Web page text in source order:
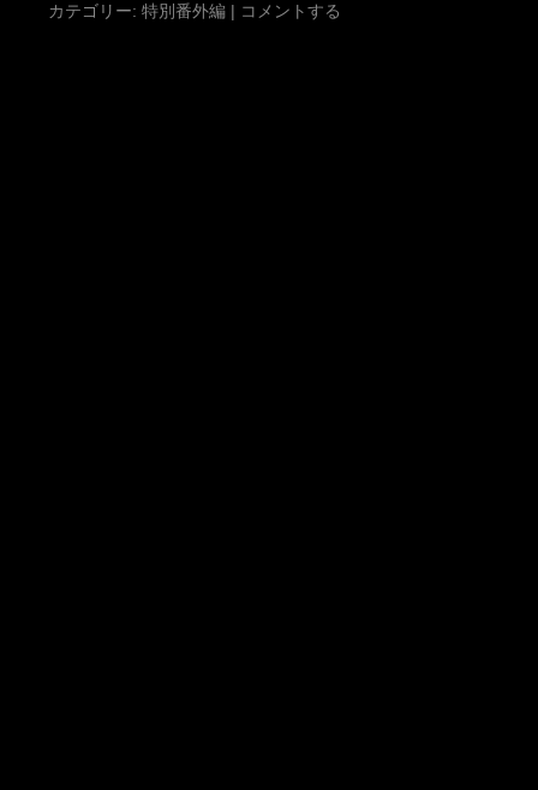
カテゴリー: 特別番外編 | コメントする